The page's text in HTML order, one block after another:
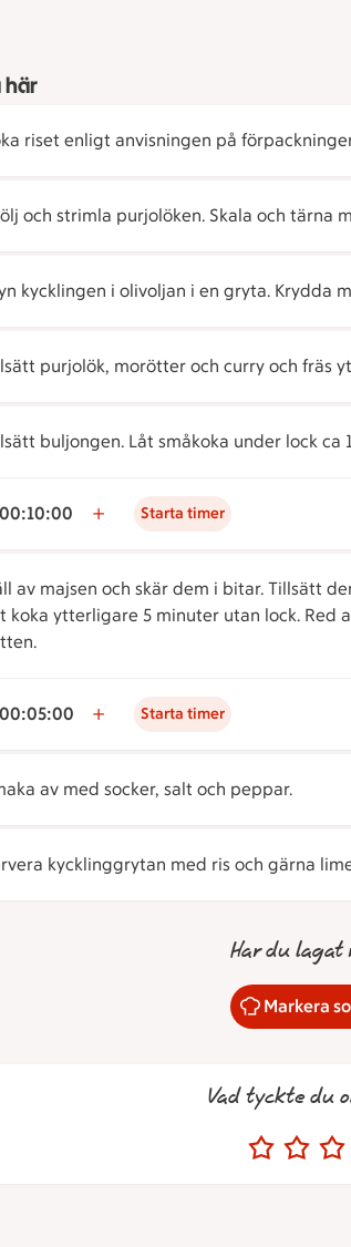
här
riset enligt anvisningen på
och strimla purjolöken. Skala och tärna
kycklingen i olivoljan i en gryta. Krydda
purjolök, morötter och curry och fräs
buljongen. Låt småkoka under lock
00:10:00 Starta timer
av majsen och skär dem i bitar. Tillsätt
koka ytterligare 5 minuter utan lock. Red
00:05:00 Starta timer
av med socker, salt och peppar.
kycklinggrytan med ris och gärna
Har du lagat
Markera
Vad tyckte du